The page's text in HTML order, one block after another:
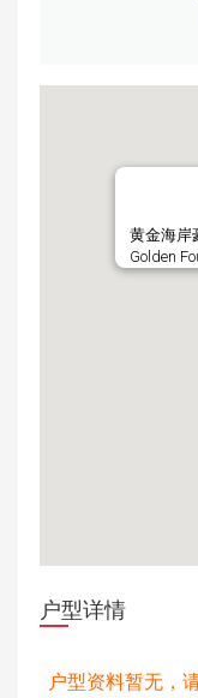
黄金海岸
Golden
户型详情
户型资料暂无，